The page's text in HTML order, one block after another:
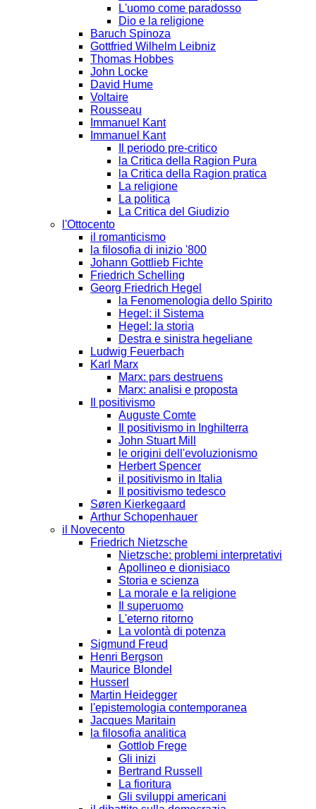
L'uomo come paradosso
Dio e la religione
Baruch Spinoza
Gottfried Wilhelm Leibniz
Thomas Hobbes
John Locke
David Hume
Voltaire
Rousseau
Immanuel Kant
Immanuel Kant
Il periodo pre-critico
la Critica della Ragion Pura
la Critica della Ragion pratica
La religione
La politica
La Critica del Giudizio
l'Ottocento
il romanticismo
la filosofia di inizio '800
Johann Gottlieb Fichte
Friedrich Schelling
Georg Friedrich Hegel
la Fenomenologia dello Spirito
Hegel: il Sistema
Hegel: la storia
Destra e sinistra hegeliane
Ludwig Feuerbach
Karl Marx
Marx: pars destruens
Marx: analisi e proposta
Il positivismo
Auguste Comte
Il positivismo in Inghilterra
John Stuart Mill
le origini dell'evoluzionismo
Herbert Spencer
il positivismo in Italia
Il positivismo tedesco
Søren Kierkegaard
Arthur Schopenhauer
il Novecento
Friedrich Nietzsche
Nietzsche: problemi interpretativi
Apollineo e dionisiaco
Storia e scienza
La morale e la religione
Il superuomo
L'eterno ritorno
La volontà di potenza
Sigmund Freud
Henri Bergson
Maurice Blondel
Husserl
Martin Heidegger
l'epistemologia contemporanea
Jacques Maritain
la filosofia analitica
Gottlob Frege
Gli inizi
Bertrand Russell
La fioritura
Gli sviluppi americani